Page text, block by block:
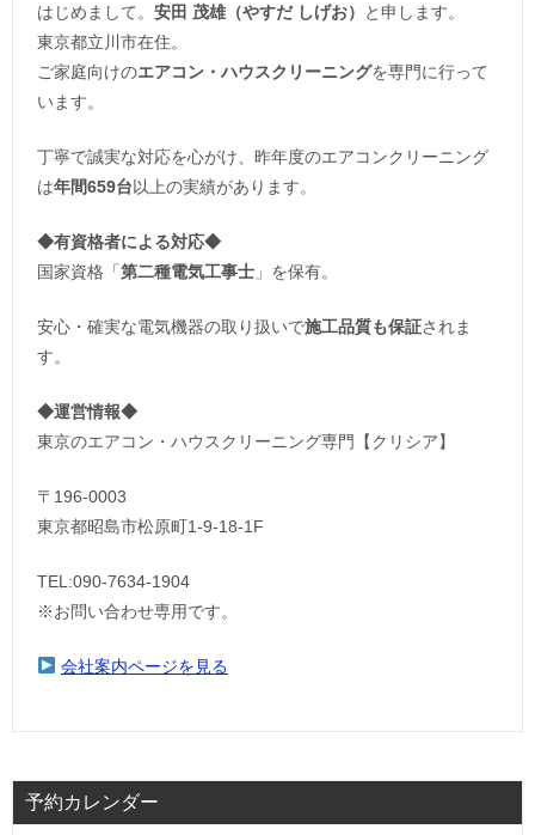
はじめまして。 安田 茂雄（やすだ しげお）
と申します。
東京都立川市在住。
ご家庭向けのエアコン・ハウスクリーニングを専門に行って
います。
丁寧で誠実な対応を心がけ、昨年度のエアコンクリーニング
は年間659台以上の実績があります。
◆有資格者による対応◆
国家資格「第二種電気工事士 」を保有。
安心・確実な電気機器の取り扱いで施工品質も保証されま
す。
◆運営情報◆
東京のエアコン・ハウスクリーニング専門【クリシア】
〒196-0003
東京都昭島市松原町1-9‐18‐1F
TEL:090-7634-1904
※お問い合わせ専用です。
会社案内ページを見る
予約カレンダー